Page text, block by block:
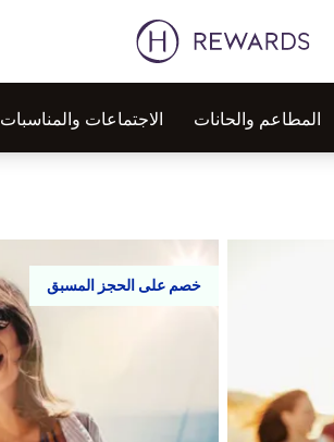
المطاعم والحانات الاجتماعات والمناسبات
خصم على الحجز المسبق